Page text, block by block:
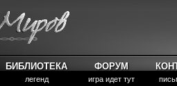
БИБЛИОТЕКА
легенд
ФОРУМ
игра идет тут